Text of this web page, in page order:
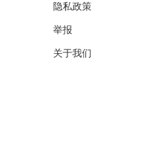
隐私政策
举报
关于我们